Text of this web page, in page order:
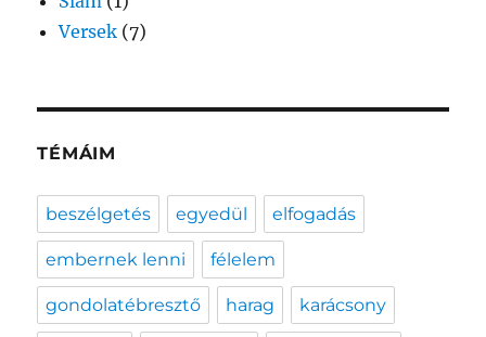
Versek (7)
TÉMÁIM
beszélgetés egyedül elfogadás
embernek lenni félelem
gondolatébresztő harag karácsony